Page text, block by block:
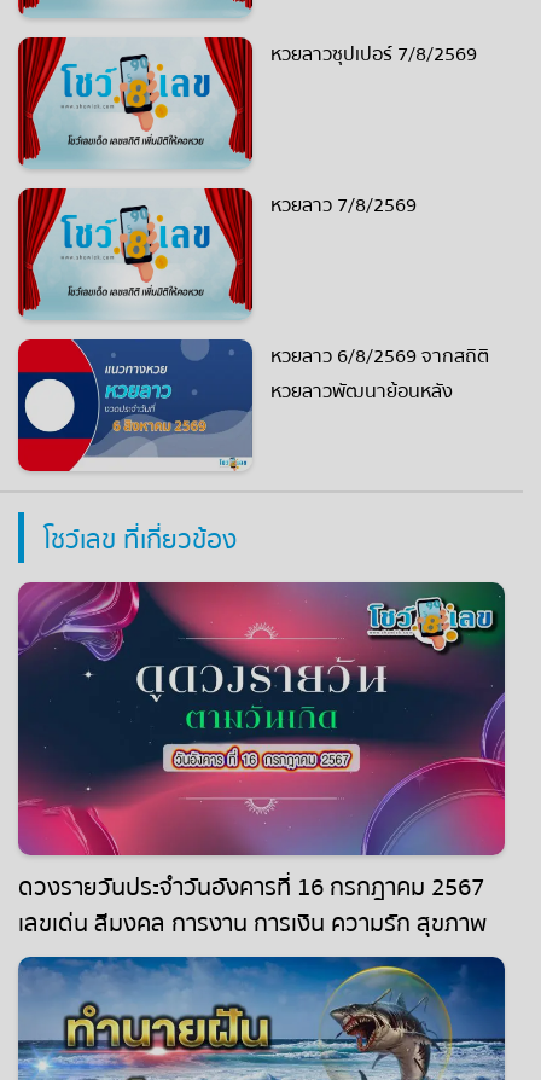
หวยลาวซุปเปอร์ 7/8/2569
หวยลาว 7/8/2569
หวยลาว 6/8/2569 จากสถิติ
หวยลาวพัฒนาย้อนหลัง
โชว์เลข ที่เกี่ยวข้อง
ดวงรายวันประจำวันอังคารที่ 16 กรกฎาคม 2567
เลขเด่น สีมงคล การงาน การเงิน ความรัก สุขภาพ
เช็กเลย !!